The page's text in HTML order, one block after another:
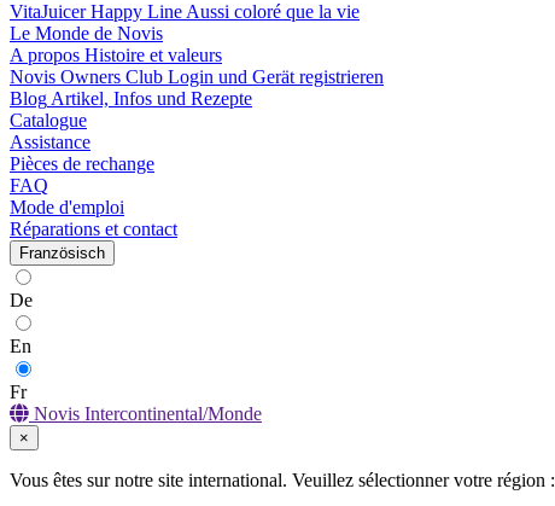
VitaJuicer Happy Line Aussi coloré que la vie
Le Monde de Novis
A propos Histoire et valeurs
Novis Owners Club Login und Gerät registrieren
Blog Artikel, Infos und Rezepte
Catalogue
Assistance
Pièces de rechange
FAQ
Mode d'emploi
Réparations et contact
Französisch
De
En
Fr
Novis Intercontinental/Monde
×
Vous êtes sur notre site international. Veuillez sélectionner votre région :